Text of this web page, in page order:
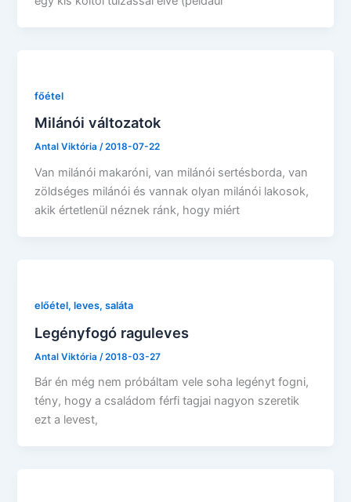
főétel
Milánói változatok
Antal Viktória/2018-07-22
Van milánói makaróni, van milánói sertésborda, van
zöldséges milánói és vannak olyan milánói lakosok,
akik értetlenül néznek ránk, hogy miért
előétel, leves, saláta
Legényfogó raguleves
Antal Viktória /2018-03-27
Bár én még nem próbáltam vele soha legényt fogni,
tény, hogy a családom férfi tagjai nagyon szeretik
ezt a levest,